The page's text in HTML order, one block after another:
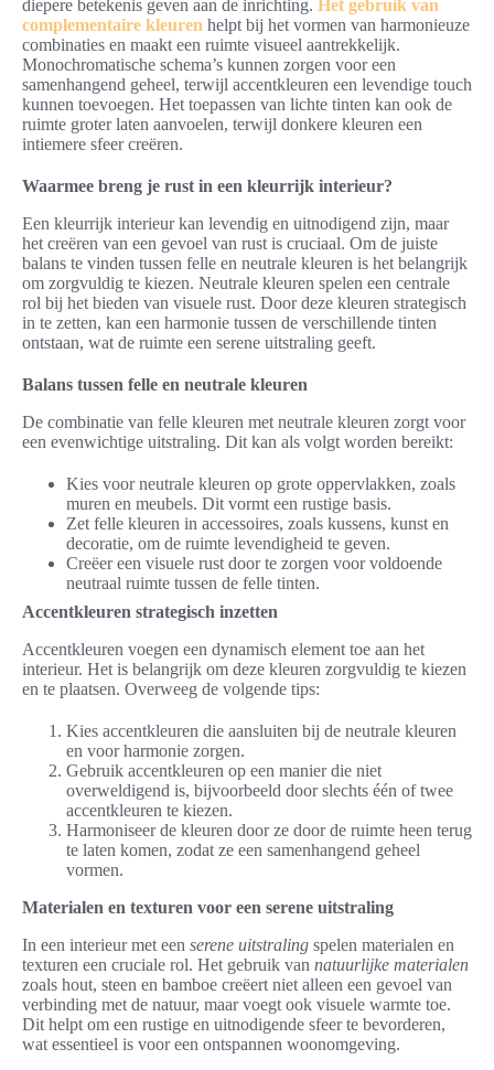
diepere betekenis geven aan de inrichting. Het gebruik van
complementaire kleuren helpt bij het vormen van harmonieuze
combinaties en maakt een ruimte visueel aantrekkelijk.
Monochromatische schema’s kunnen zorgen voor een
samenhangend geheel, terwijl accentkleuren een levendige touch
kunnen toevoegen. Het toepassen van lichte tinten kan ook de
ruimte groter laten aanvoelen, terwijl donkere kleuren een
intiemere sfeer creëren.
Waarmee breng je rust in een kleurrijk interieur?
Een kleurrijk interieur kan levendig en uitnodigend zijn, maar
het creëren van een gevoel van rust is cruciaal. Om de juiste
balans te vinden tussen felle en neutrale kleuren is het belangrijk
om zorgvuldig te kiezen. Neutrale kleuren spelen een centrale
rol bij het bieden van visuele rust. Door deze kleuren strategisch
in te zetten, kan een harmonie tussen de verschillende tinten
ontstaan, wat de ruimte een serene uitstraling geeft.
Balans tussen felle en neutrale kleuren
De combinatie van felle kleuren met neutrale kleuren zorgt voor
een evenwichtige uitstraling. Dit kan als volgt worden bereikt:
Kies voor neutrale kleuren op grote oppervlakken, zoals
muren en meubels. Dit vormt een rustige basis.
Zet felle kleuren in accessoires, zoals kussens, kunst en
decoratie, om de ruimte levendigheid te geven.
Creëer een visuele rust door te zorgen voor voldoende
neutraal ruimte tussen de felle tinten.
Accentkleuren strategisch inzetten
Accentkleuren voegen een dynamisch element toe aan het
interieur. Het is belangrijk om deze kleuren zorgvuldig te kiezen
en te plaatsen. Overweeg de volgende tips:
Kies accentkleuren die aansluiten bij de neutrale kleuren
en voor harmonie zorgen.
Gebruik accentkleuren op een manier die niet
overweldigend is, bijvoorbeeld door slechts één of twee
accentkleuren te kiezen.
Harmoniseer de kleuren door ze door de ruimte heen terug
te laten komen, zodat ze een samenhangend geheel
vormen.
Materialen en texturen voor een serene uitstraling
In een interieur met een serene uitstraling spelen materialen en
texturen een cruciale rol. Het gebruik van natuurlijke materialen
zoals hout, steen en bamboe creëert niet alleen een gevoel van
verbinding met de natuur, maar voegt ook visuele warmte toe.
Dit helpt om een rustige en uitnodigende sfeer te bevorderen,
wat essentieel is voor een ontspannen woonomgeving.